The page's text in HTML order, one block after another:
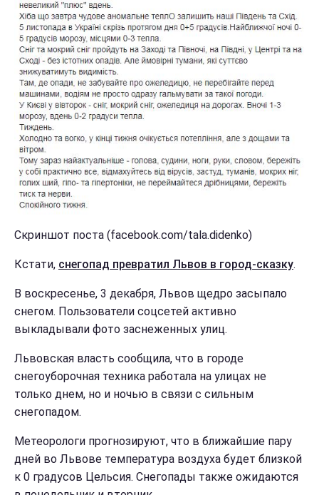
Скриншот поста (facebook.com/tala.didenko)
Кстати, снегопад превратил Львов в город-сказку.
В воскресенье, 3 декабря, Львов щедро засыпало
снегом. Пользователи соцсетей активно
выкладывали фото заснеженных улиц.
Львовская власть сообщила, что в городе
снегоуборочная техника работала на улицах не
только днем, но и ночью в связи с сильным
снегопадом.
Метеорологи прогнозируют, что в ближайшие пару
дней во Львове температура воздуха будет близкой
к 0 градусов Цельсия. Снегопады также ожидаются